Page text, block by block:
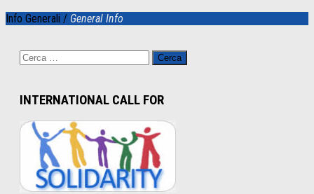
Info Generali / General Info
Ricerca
per:
INTERNATIONAL CALL FOR